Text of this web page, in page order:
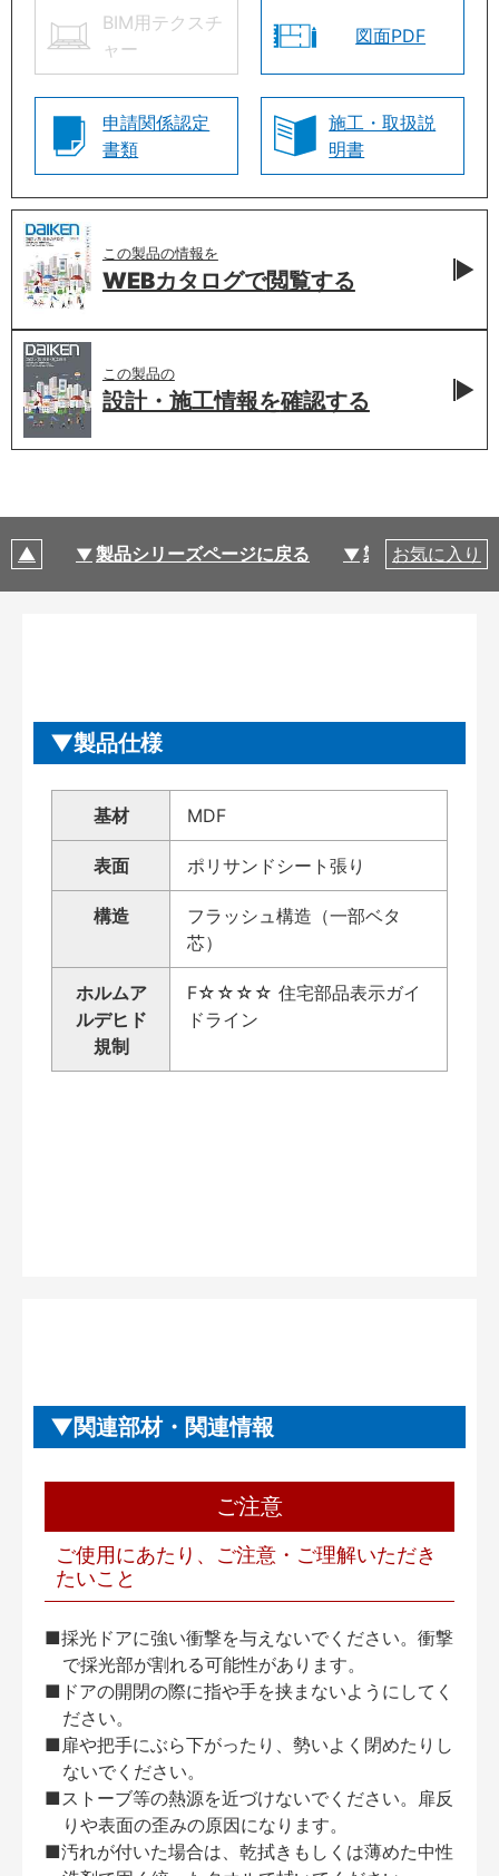
BIM用テクスチ
ャー
図面PDF
申請関係認定
書類
施工・取扱説
明書
この製品の情報を
WEBカタログで閲覧する
この製品の
設計・施工情報を確認する
製品シリーズページに戻る 製品仕様
お気に入り
製品仕様
基材 MDF
表面 ポリサンドシート張り
構造
フラッシュ構造（一部ベタ
芯）
ホルムア
ルデヒド
規制
F☆☆☆☆ 住宅部品表示ガイ
ドライン
関連部材・関連情報
ご注意
ご使用にあたり、ご注意・ご理解いただき
たいこと
■採光ドアに強い衝撃を与えないでください。衝撃
で採光部が割れる可能性があります。
■ドアの開閉の際に指や手を挟まないようにしてく
ださい。
■扉や把手にぶら下がったり、勢いよく閉めたりし
ないでください。
■ストーブ等の熱源を近づけないでください。扉反
りや表面の歪みの原因になります。
■汚れが付いた場合は、乾拭きもしくは薄めた中性